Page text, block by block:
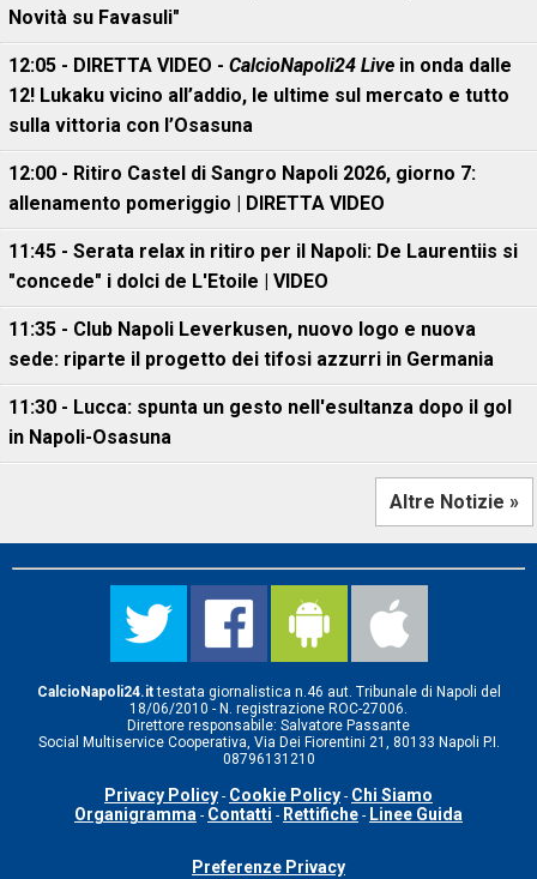
Novità su Favasuli"
12:05 - DIRETTA VIDEO - CalcioNapoli24 Live in onda dalle
12! Lukaku vicino all’addio, le ultime sul mercato e tutto
sulla vittoria con l’Osasuna
12:00 - Ritiro Castel di Sangro Napoli 2026, giorno 7:
allenamento pomeriggio | DIRETTA VIDEO
11:45 - Serata relax in ritiro per il Napoli: De Laurentiis si
"concede" i dolci de L'Etoile | VIDEO
11:35 - Club Napoli Leverkusen, nuovo logo e nuova
sede: riparte il progetto dei tifosi azzurri in Germania
11:30 - Lucca: spunta un gesto nell'esultanza dopo il gol
in Napoli-Osasuna
Altre Notizie »
CalcioNapoli24.ittestata giornalistica n.46 aut. Tribunale di Napoli del
18/06/2010 - N. registrazione ROC-27006.
Direttore responsabile: Salvatore Passante
Social Multiservice Cooperativa, Via Dei Fiorentini 21, 80133 Napoli P.I.
08796131210
Privacy Policy - Cookie Policy - Chi Siamo
Organigramma - Contatti - Rettifiche - Linee Guida
Preferenze Privacy